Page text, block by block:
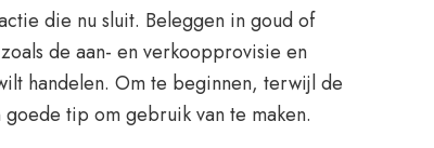
die nu sluit. Beleggen in goud of
de aan- en verkoopprovisie en
handelen. Om te beginnen, terwijl de
tip om gebruik van te maken.